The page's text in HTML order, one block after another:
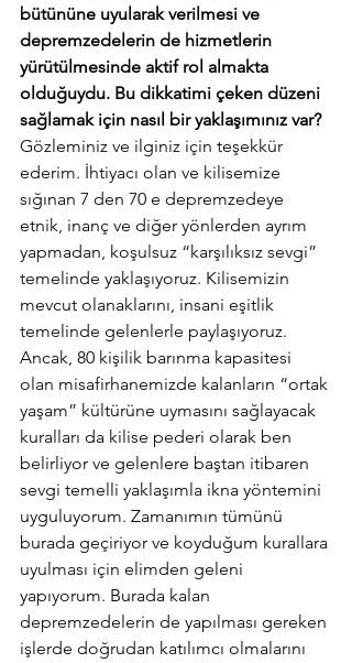
bütününe uyularak verilmesi ve
depremzedelerin de hizmetlerin
yürütülmesinde aktif rol almakta
olduğuydu. Bu dikkatimi çeken düzeni
sağlamak için nasıl bir yaklaşımınız var?
Gözleminiz ve ilginiz için teşekkür
ederim. İhtiyacı olan ve kilisemize
sığınan 7 den 70 e depremzedeye
etnik, inanç ve diğer yönlerden ayrım
yapmadan, koşulsuz “karşılıksız sevgi”
temelinde yaklaşıyoruz. Kilisemizin
mevcut olanaklarını, insani eşitlik
temelinde gelenlerle paylaşıyoruz.
Ancak, 80 kişilik barınma kapasitesi
olan misafirhanemizde kalanların “ortak
yaşam” kültürüne uymasını sağlayacak
kuralları da kilise pederi olarak ben
belirliyor ve gelenlere baştan itibaren
sevgi temelli yaklaşımla ikna yöntemini
uyguluyorum. Zamanımın tümünü
burada geçiriyor ve koyduğum kurallara
uyulması için elimden geleni
yapıyorum. Burada kalan
depremzedelerin de yapılması gereken
işlerde doğrudan katılımcı olmalarını